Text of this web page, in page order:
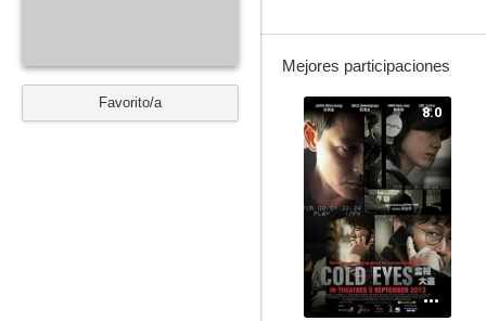
Favorito/a
Mejores participaciones
8.0